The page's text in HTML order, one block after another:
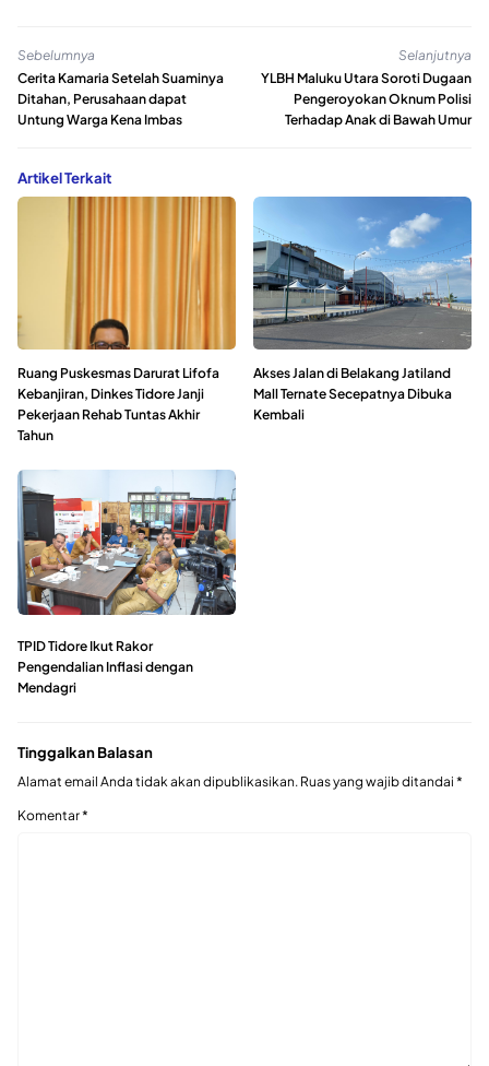
Sebelumnya
Cerita Kamaria Setelah Suaminya
Ditahan, Perusahaan dapat
Untung Warga Kena Imbas
Selanjutnya
YLBH Maluku Utara Soroti Dugaan
Pengeroyokan Oknum Polisi
Terhadap Anak di Bawah Umur
Artikel Terkait
Ruang Puskesmas Darurat Lifofa
Kebanjiran, Dinkes Tidore Janji
Pekerjaan Rehab Tuntas Akhir
Tahun
Akses Jalan di Belakang Jatiland
Mall Ternate Secepatnya Dibuka
Kembali
TPID Tidore Ikut Rakor
Pengendalian Inflasi dengan
Mendagri
Tinggalkan Balasan
Alamat email Anda tidak akan dipublikasikan. Ruas yang wajib ditandai *
Komentar*